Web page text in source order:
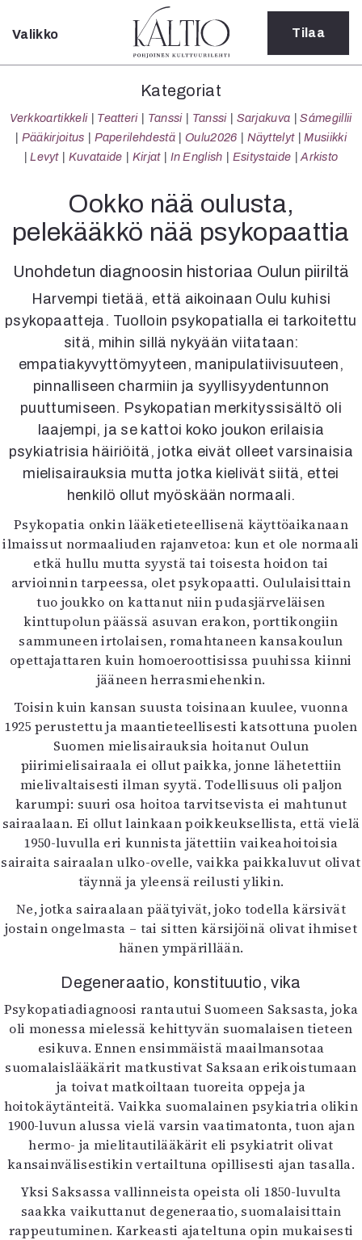
Sulje
Kategoriat
Verkkoartikkeli
Teatteri
Tanssi
Sarjakuva
Sámegillii
Pääkirjoitus
Oulu2026
Näyttelyt
Levyt
Kuvataide
Kirjat
In English
Esitystaide
Arkisto
Lehdet
4/2026
2–3/2026
1/2026
6/2025
5/2025 saame
5/2025
Lehtiarkisto
Info
Tilaus ja irtonumerot
Yhteistyössä
Toimitus
Mediatiedot
Kaltio ry
Valikko Tilaa
Kategoriat
Verkkoartikkeli Teatteri Tanssi Tanssi Sarjakuva
Sámegillii
Pääkirjoitus
Paperilehdestä Oulu2026 Näyttelyt
Musiikki
Levyt
Kuvataide Kirjat In English Esitystaide Arkisto
Ookko nää oulusta,
pelekääkkö nää psykopaattia
Unohdetun diagnoosin historiaa Oulun piiriltä
Harvempi tietää, että aikoinaan Oulu kuhisi
psykopaatteja. Tuolloin psykopatialla ei tarkoitettu
sitä, mihin sillä nykyään viitataan:
empatiakyvyttömyyteen, manipulatiivisuuteen,
pinnalliseen charmiin ja syyllisyydentunnon
puuttumiseen. Psykopatian merkityssisältö oli
laajempi, ja se kattoi koko joukon erilaisia
psykiatrisia häiriöitä, jotka eivät olleet varsinaisia
mielisairauksia mutta jotka kielivät siitä, ettei
henkilö ollut myöskään normaali.
Psykopatia onkin lääketieteellisenä käyttöaikanaan
ilmaissut normaaliuden rajanvetoa: kun et ole normaali
etkä hullu mutta syystä tai toisesta hoidon tai
arvioinnin tarpeessa, olet psykopaatti. Oululaisittain
tuo joukko on kattanut niin pudasjärveläisen
kinttupolun päässä asuvan erakon, porttikongiin
sammuneen irtolaisen, romahtaneen kansakoulun
opettajattaren kuin homoeroottisissa puuhissa kiinni
jääneen herrasmiehenkin.
Toisin kuin kansan suusta toisinaan kuulee, vuonna
1925 perustettu ja maantieteellisesti katsottuna puolen
Suomen mielisairauksia hoitanut Oulun
piirimielisairaala ei ollut paikka, jonne lähetettiin
mielivaltaisesti ilman syytä. Todellisuus oli paljon
karumpi: suuri osa hoitoa tarvitsevista ei mahtunut
sairaalaan. Ei ollut lainkaan poikkeuksellista, että vielä
1950-luvulla eri kunnista jätettiin vaikeahoitoisia
sairaita sairaalan ulko-ovelle, vaikka paikkaluvut olivat
täynnä ja yleensä reilusti ylikin.
Ne, jotka sairaalaan päätyivät, joko todella kärsivät
jostain ongelmasta – tai sitten kärsijöinä olivat ihmiset
hänen ympärillään.
Degeneraatio, konstituutio, vika
Psykopatiadiagnoosi rantautui Suomeen Saksasta, joka
oli monessa mielessä kehittyvän suomalaisen tieteen
esikuva. Ennen ensimmäistä maailmansotaa
suomalaislääkärit matkustivat Saksaan erikoistumaan
ja toivat matkoiltaan tuoreita oppeja ja
hoitokäytänteitä. Vaikka suomalainen psykiatria olikin
1900-luvun alussa vielä varsin vaatimatonta, tuon ajan
hermo- ja mielitautilääkärit eli psykiatrit olivat
kansainvälisestikin vertailtuna opillisesti ajan tasalla.
Yksi Saksassa vallinneista opeista oli 1850-luvulta
saakka vaikuttanut degeneraatio, suomalaisittain
rappeutuminen. Karkeasti ajateltuna opin mukaisesti